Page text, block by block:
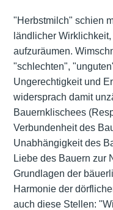
"Herbstmilch" schien
ländlicher
aufzuräumen.
"schlechten",
Ungerechtigkeit und
widersprach damit
Bauernklischees
Verbundenheit des
Unabhängigkeit des
Liebe des Bauern zur
Grundlagen der
Harmonie der
auch diese Stellen: